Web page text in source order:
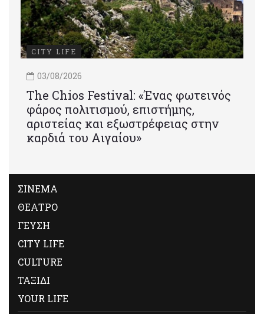
CITY LIFE
03/08/2026
Τhe Chios Festival: «Ένας φωτεινός
φάρος πολιτισμού, επιστήμης,
αριστείας και εξωστρέφειας στην
καρδιά του Αιγαίου»
ΣΙΝΕΜΑ
ΘΕΑΤΡΟ
ΓΕΥΣΗ
CITY LIFE
CULTURE
ΤΑΞΙΔΙ
YOUR LIFE